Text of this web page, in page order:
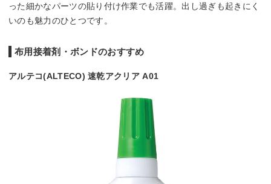
った細かなパーツの貼り付け作業でも活躍。出し過ぎも起きにく
いのも魅力のひとつです。
布用接着剤・ボンドのおすすめ
アルテコ(ALTECO) 速乾アクリア A01